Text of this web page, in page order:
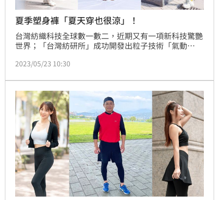
夏季塑身褲「夏天穿也很涼」！
台灣紡織科技全球數一數二，近期又有一項新科技驚艷
世界；「台灣紡研所」成功開發出粒子技術「氣動
氣動紗」成功克服溫度障礙，讓布料可以智能控溫，就
穿也很涼」的奇蹟。
2023/05/23 10:30